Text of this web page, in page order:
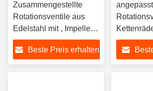
Zusammengestellte
Rotationsventile aus
Edelstahl mit , Impeller-
Nylon
Beste Preis erhalten
aus